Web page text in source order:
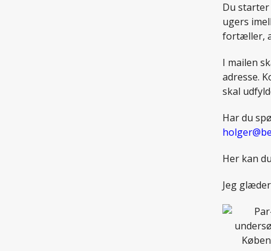
Du
ugers
fortæller,
I mailen
adresse.
skal
Har du
Her kan
Jeg